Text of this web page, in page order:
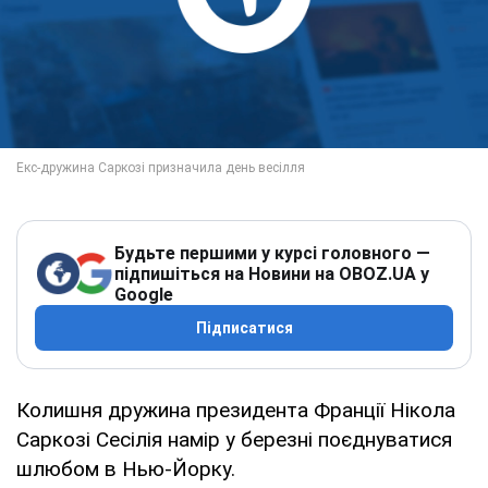
Будьте першими у курсі головного —
підпишіться на Новини на OBOZ.UA у
Google
Підписатися
Колишня дружина президента Франції Нікола
Саркозі Сесілія намір у березні поєднуватися
шлюбом в Нью-Йорку.